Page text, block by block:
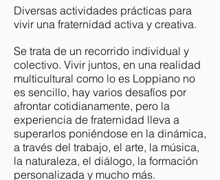
Diversas actividades prácticas para
vivir una fraternidad activa y creativa.
Se trata de un recorrido individual y
colectivo. Vivir juntos, en una realidad
multicultural como lo es Loppiano no
es sencillo, hay varios desafíos por
afrontar cotidianamente, pero la
experiencia de fraternidad lleva a
superarlos poniéndose en la dinámica,
a través del trabajo, el arte, la música,
la naturaleza, el diálogo, la formación
personalizada y mucho más.